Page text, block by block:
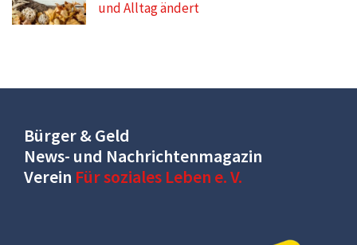
und Alltag ändert
Bürger & Geld
News- und Nachrichtenmagazin
Verein Für soziales Leben e. V.